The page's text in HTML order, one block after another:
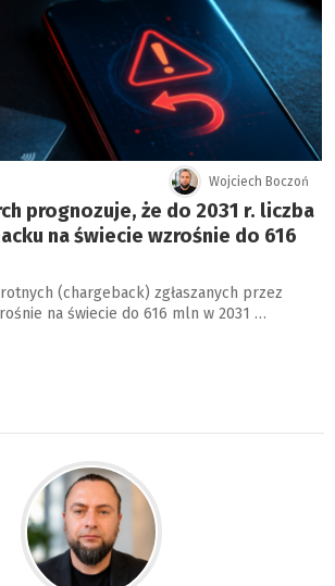
Wojciech Boczoń
prognozuje, że do 2031 r. liczba
na świecie wzrośnie do 616
(chargeback) zgłaszanych przez
na świecie do 616 mln w 2031 …